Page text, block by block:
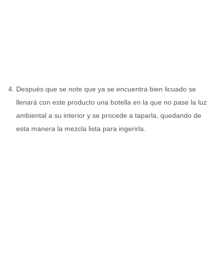
Después que se note que ya se encuentra bien licuado se
llenará con este producto una botella en la que no pase la luz
ambiental a su interior y se procede a taparla, quedando de
esta manera la mezcla lista para ingerirla.